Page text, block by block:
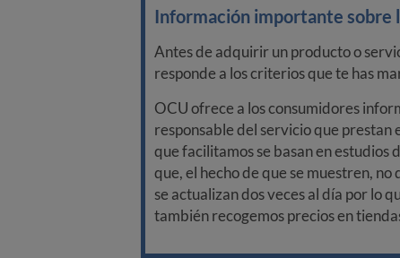
Información importante sobre
Antes de adquirir un producto o
responde a los criterios que te has
OCU ofrece a los consumidores
responsable del servicio que prestan
que facilitamos se basan en estudios
que, el hecho de que se muestren,
se actualizan dos veces al día por lo
también recogemos precios en